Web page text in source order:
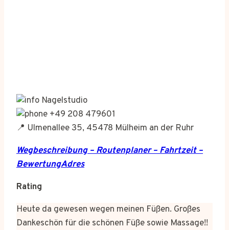
Nagelstudio
+49 208 479601
📍 Ulmenallee 35, 45478 Mülheim an der Ruhr
Wegbeschreibung – Routenplaner – Fahrtzeit –
BewertungAdres
Rating
Heute da gewesen wegen meinen Füßen. Großes
Dankeschön für die schönen Füße sowie Massage!!